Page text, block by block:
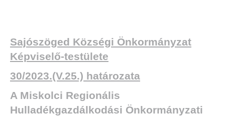
Sajószöged Községi Önkormányzat
Képviselő-testülete
30/2023.(V.25.) határozata
A Miskolci Regionális
Hulladékgazdálkodási Önkormányzati